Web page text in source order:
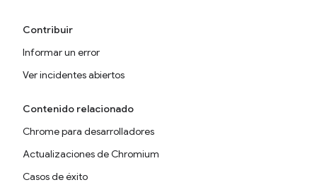
Contribuir
Informar un error
Ver incidentes abiertos
Contenido relacionado
Chrome para desarrolladores
Actualizaciones de Chromium
Casos de éxito